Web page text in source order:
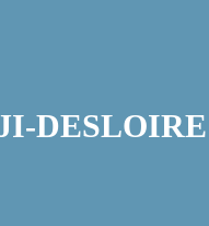
DESLOIRE